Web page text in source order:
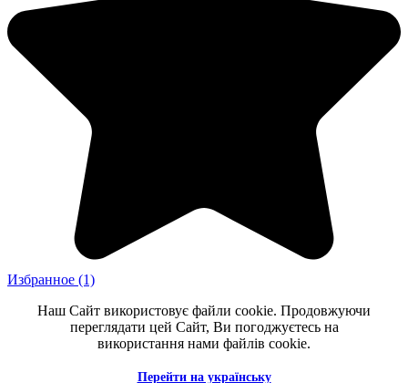
Избранное (1)
Наш Сайт використовує файли cookie. Продовжуючи
переглядати цей Сайт, Ви погоджуєтесь на
використання нами файлів cookie.
Перейти на українську